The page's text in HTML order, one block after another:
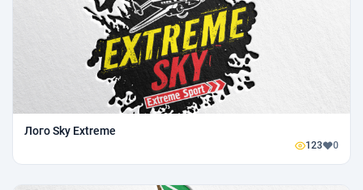
Лого Sky Extreme
123 0